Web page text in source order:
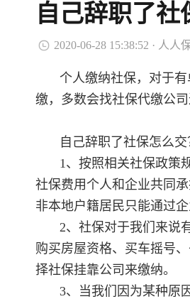
自己辞职了社
2020-06-28 15:38:52 · 人人
个人缴纳社保，对于
缴，多数会找社保代缴公
自己辞职了社保怎么交
1、按照相关社保政策
社保费用个人和企业共同
非本地户籍居民只能通过企
2、社保对于我们来说
购买房屋资格、买车摇号
择社保挂靠公司来缴纳。
3、当我们因为某种原